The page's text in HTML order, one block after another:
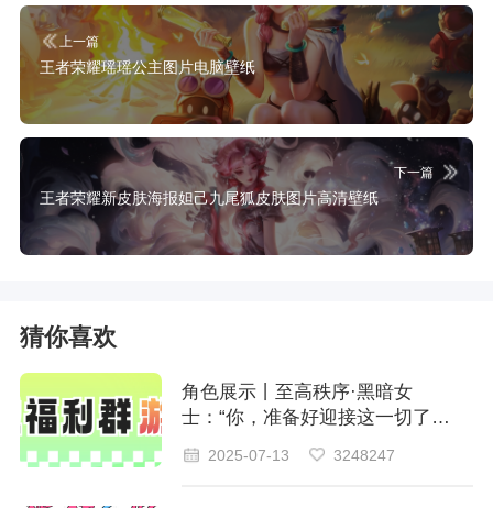
上一篇
王者荣耀瑶瑶公主图片电脑壁纸
下一篇
王者荣耀新皮肤海报妲己九尾狐皮肤图片高清壁纸
猜你喜欢
角色展示丨至高秩序·黑暗女
士：“你，准备好迎接这一切了
2025-07-13 3248247